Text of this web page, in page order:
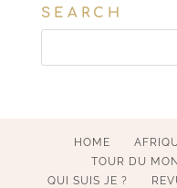
SEARCH
HOME
TOUR DU
QUI SUIS JE ?